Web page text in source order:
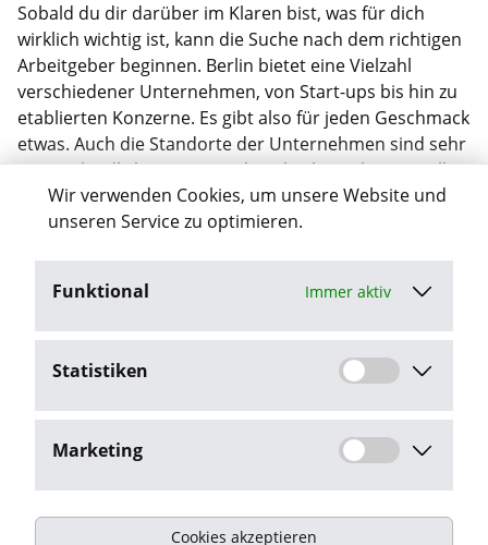
Wir verwenden Cookies, um unsere Website und
unseren Service zu optimieren.
Funktional Immer aktiv
Statistiken
Marketing
Cookies akzeptieren
Sobald du dir darüber im Klaren bist, was für dich
wirklich wichtig ist, kann die Suche nach dem richtigen
Arbeitgeber beginnen. Berlin bietet eine Vielzahl
verschiedener Unternehmen, von Start-ups bis hin zu
etablierten Konzerne. Es gibt also für jeden Geschmack
etwas. Auch die Standorte der Unternehmen sind sehr
unterschiedlich – von Mitte bis Charlottenburg ist alles
möglich. Wenn du dir also nicht sicher bist, wo du
arbeiten möchtest, solltest du dich zunächst mit den
Hast du dann einen bestimmten Stadtteil im Auge,
machen, die dort ansässig sind.
Egal ob du dich selbstständig machen willst oder ein
Unternehmen suchst – Berlin bietet für alle
Möglichkeiten die passenden Jobs.